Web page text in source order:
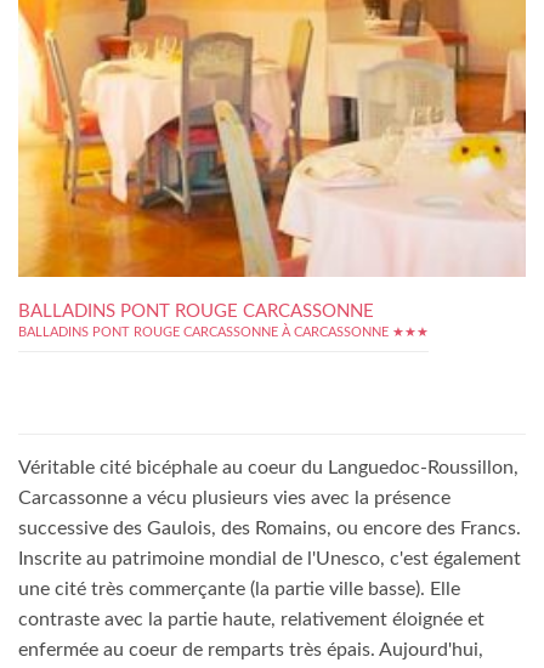
BALLADINS PONT ROUGE CARCASSONNE
BALLADINS PONT ROUGE CARCASSONNE À CARCASSONNE ★★★
Véritable cité bicéphale au coeur du Languedoc-Roussillon,
Carcassonne a vécu plusieurs vies avec la présence
successive des Gaulois, des Romains, ou encore des Francs.
Inscrite au patrimoine mondial de l'Unesco, c'est également
une cité très commerçante (la partie ville basse). Elle
contraste avec la partie haute, relativement éloignée et
enfermée au coeur de remparts très épais. Aujourd'hui,